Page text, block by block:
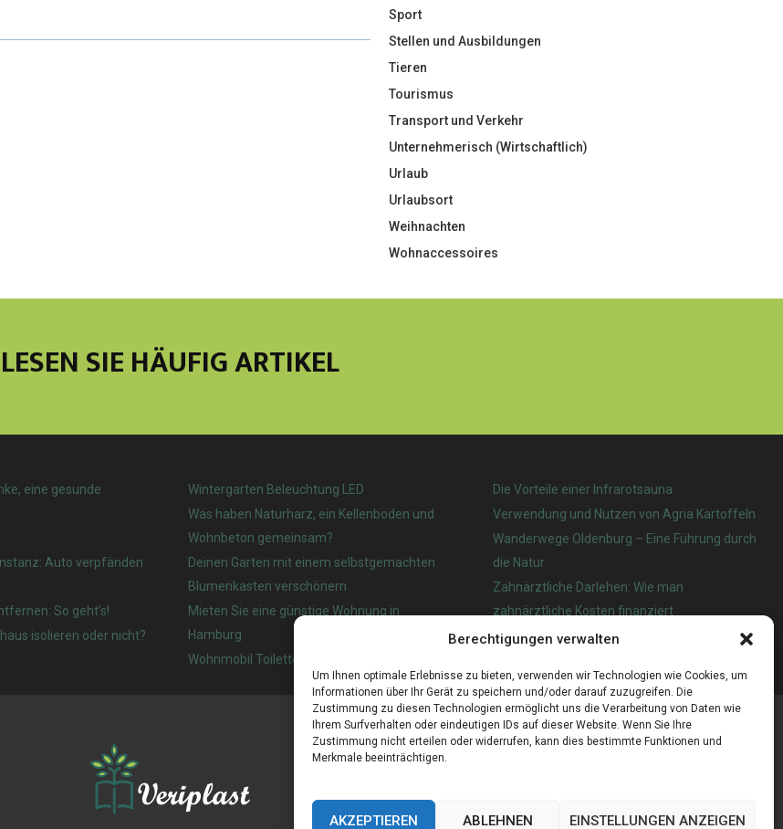
Berechtigungen verwalten
Um Ihnen optimale Erlebnisse zu bieten, verwenden wir Technologien wie Cookies, um
Informationen über Ihr Gerät zu speichern und/oder darauf zuzugreifen. Die
Zustimmung zu diesen Technologien ermöglicht uns die Verarbeitung von Daten wie
Ihrem Surfverhalten oder eindeutigen IDs auf dieser Website. Wenn Sie Ihre
Zustimmung nicht erteilen oder widerrufen, kann dies bestimmte Funktionen und
Merkmale beeinträchtigen.
AKZEPTIEREN ABLEHNEN EINSTELLUNGEN ANZEIGEN
Sport
Stellen und Ausbildungen
Tieren
Tourismus
Transport und Verkehr
Unternehmerisch (Wirtschaftlich)
Urlaub
Urlaubsort
Weihnachten
Wohnaccessoires
LESEN SIE HÄUFIG ARTIKEL
eine gesunde
Auto verpfänden
So geht’s!
isolieren oder nicht?
Wintergarten Beleuchtung LED
Was haben Naturharz, ein Kellenboden und
Wohnbeton gemeinsam?
Deinen Garten mit einem selbstgemachten
Blumenkasten verschönern
Mieten Sie eine günstige Wohnung in
Hamburg
Wohnmobil Toilette: Welches ist das beste?
Die Vorteile einer Infrarotsauna
Verwendung und Nutzen von Agria Kartoffeln
Wanderwege Oldenburg – Eine Führung durch
die Natur
Zahnärztliche Darlehen: Wie man
zahnärztliche Kosten finanziert